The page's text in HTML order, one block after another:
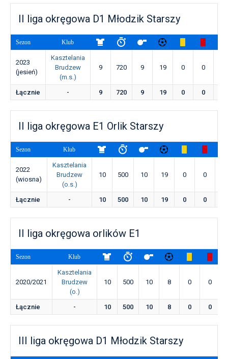
II liga okręgowa D1 Młodzik Starszy
Sezon Klub
2023
(jesień)
Kasztelania
Brudzew
(m.s.)
9 720 9 19 0 0
Łącznie - 9 720 9 19 0 0
II liga okręgowa E1 Orlik Starszy
Sezon Klub
2022
(wiosna)
Kasztelania
Brudzew
(o.s.)
10 500 10 19 0 0
Łącznie - 10 500 10 19 0 0
II liga okręgowa orlików E1
Sezon Klub
2020/2021
Kasztelania
Brudzew
(o.)
10 500 10 8 0 0
Łącznie - 10 500 10 8 0 0
III liga okręgowa D1 Młodzik Starszy